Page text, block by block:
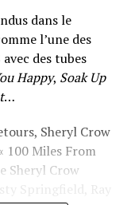
dans le
l’une des
des tubes
Happy, Soak Up
…
Sheryl Crow
100 Miles From
Sheryl Crow